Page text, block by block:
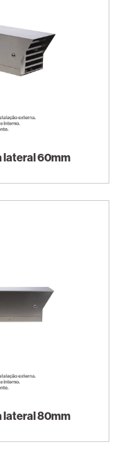
lateral 60mm
lateral 80mm